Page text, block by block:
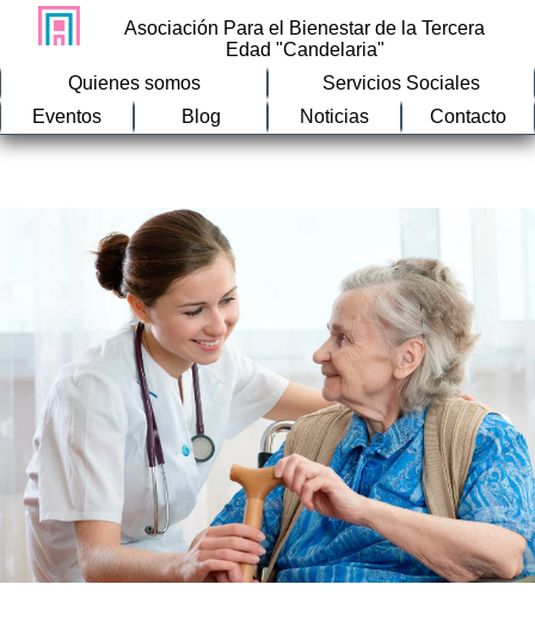
Asociación Para el Bienestar de la Tercera
Edad "Candelaria"
Quienes somos
Servicios Sociales
Eventos
Blog Noticias Contacto